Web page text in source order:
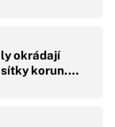
okrádají
korun.…